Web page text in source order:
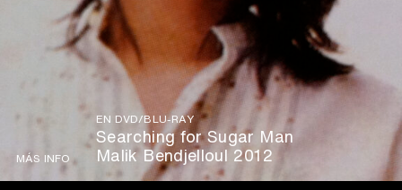
EN DVD/BLU-RAY
Searching for Sugar Man
Malik Bendjelloul 2012
MÁS INFO